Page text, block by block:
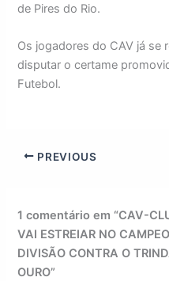
de Pires do Rio.
Os jogadores do CAV já se
disputar o certame
Futebol.
PREVIOUS
1 comentário em “CAV-
VAI ESTREIAR NO
DIVISÃO CONTRA O
OURO”